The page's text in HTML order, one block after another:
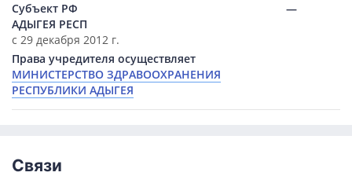
Субъект РФ
АДЫГЕЯ РЕСП
с 29 декабря 2012 г.
Права учредителя осуществляет
МИНИСТЕРСТВО ЗДРАВООХРАНЕНИЯ
РЕСПУБЛИКИ АДЫГЕЯ
—
Связи